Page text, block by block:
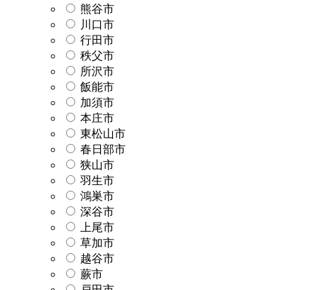
熊谷市
川口市
行田市
秩父市
所沢市
飯能市
加須市
本庄市
東松山市
春日部市
狭山市
羽生市
鴻巣市
深谷市
上尾市
草加市
越谷市
蕨市